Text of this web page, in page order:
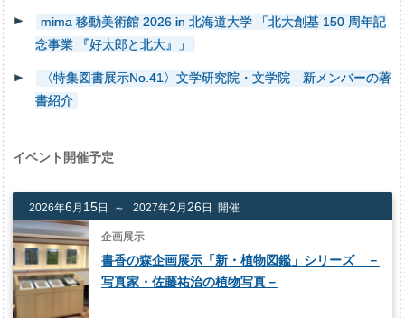
mima 移動美術館 2026 in 北海道大学 「北大創基 150 周年記
念事業 『好太郎と北大』」
〈特集図書展示No.41〉文学研究院・文学院 新メンバーの著
書紹介
イベント開催予定
2026年6 月 15日 ～ 2027年2 月 26 日 開催
企画展示
書香の森企画展示「新・植物図鑑」シリーズ －
写真家・佐藤祐治の植物写真－